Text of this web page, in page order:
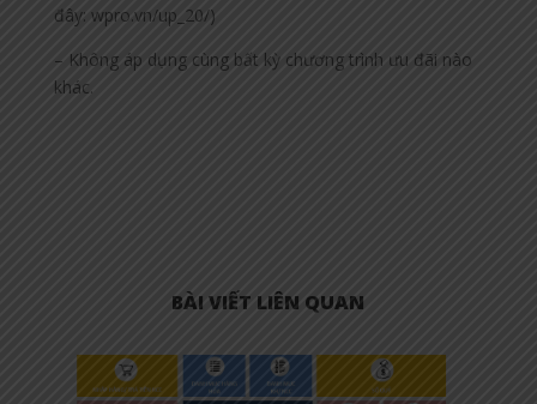
đây: wpro.vn/up_20/)
– Không áp dụng cùng bất kỳ chương trình ưu đãi nào
khác.
BÀI VIẾT LIÊN QUAN